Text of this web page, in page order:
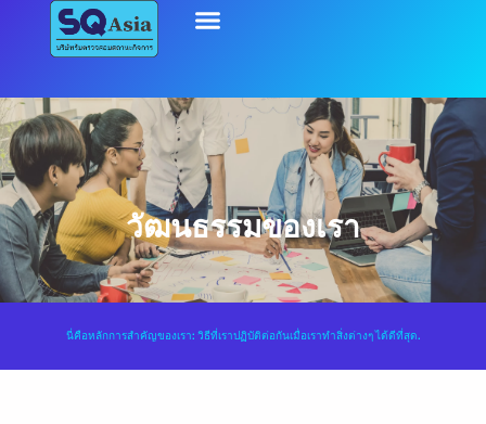
วัฒนธรรมของเรา
นี่คือหลักการสำคัญของเรา: วิธีที่เราปฏิบัติต่อกันเมื่อเราทำสิ่งต่างๆ ได้ดีที่สุด.